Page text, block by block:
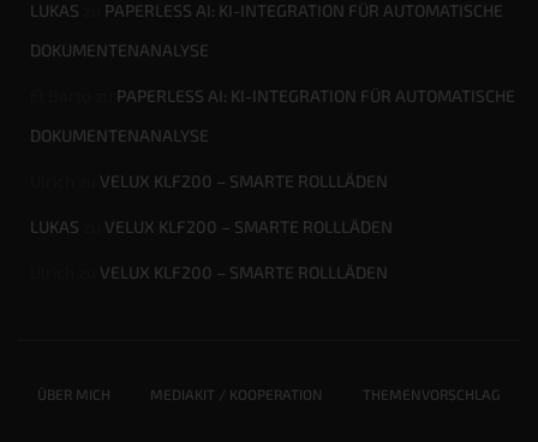
LUKAS
PAPERLESS AI: KI-INTEGRATION FÜR AUTOMATISCHE
DOKUMENTENANALYSE
PAPERLESS AI: KI-INTEGRATION FÜR AUTOMATISCHE
DOKUMENTENANALYSE
VELUX KLF200 – SMARTE ROLLLÄDEN
LUKAS VELUX KLF200 – SMARTE ROLLLÄDEN
VELUX KLF200 – SMARTE ROLLLÄDEN
ÜBER MICH MEDIAKIT / KOOPERATION THEMENVORSCHLAG